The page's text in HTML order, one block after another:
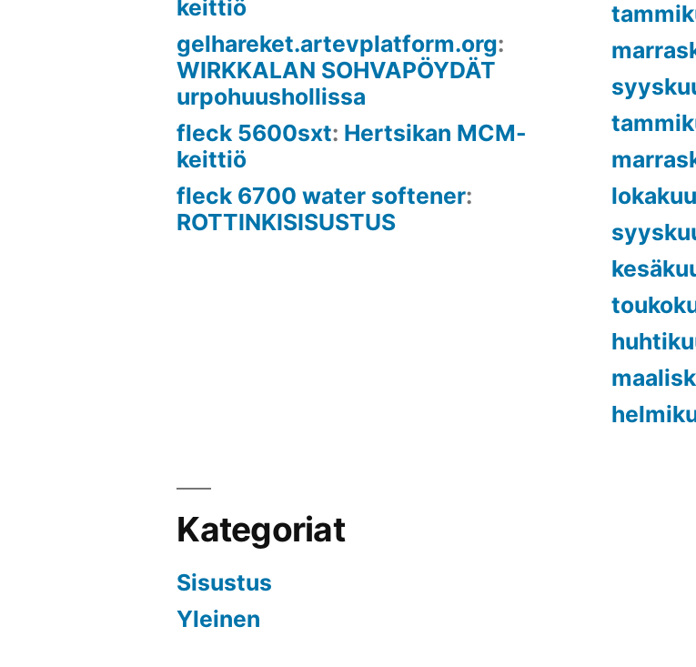
keittiö
gelhareket.artevplatform.org:
WIRKKALAN SOHVAPÖYDÄT
urpohuushollissa
fleck 5600sxt: Hertsikan MCM-
keittiö
fleck 6700 water softener:
ROTTINKISISUSTUS
Kategoriat
Sisustus
Yleinen